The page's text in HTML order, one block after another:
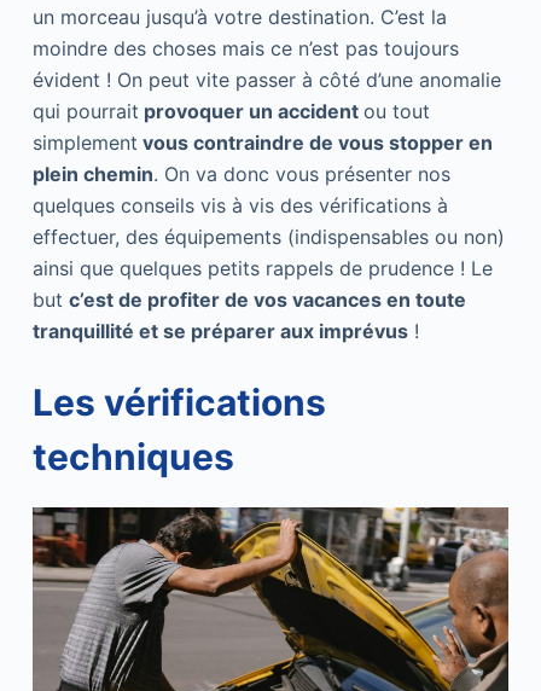
un morceau jusqu’à votre destination. C’est la
moindre des choses mais ce n’est pas toujours
évident ! On peut vite passer à côté d’une anomalie
qui pourrait provoquer un accident ou tout
simplement vous contraindre de vous stopper en
plein chemin. On va donc vous présenter nos
quelques conseils vis à vis des vérifications à
effectuer, des équipements (indispensables ou non)
ainsi que quelques petits rappels de prudence ! Le
but c’est de profiter de vos vacances en toute
tranquillité et se préparer aux imprévus!
Les vérifications
techniques